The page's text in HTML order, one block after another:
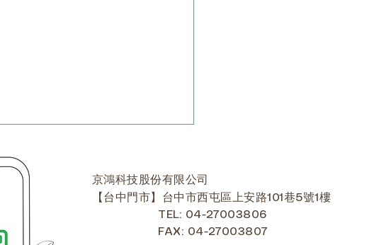
京鴻科技股份有限公司
【台中門市】台中市西屯區上安路101巷5號1樓
TEL: 04-27003806
FAX: 04-27003807